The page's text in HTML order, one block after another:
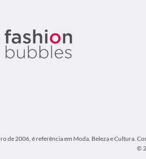
de 2006, é referência em Moda, Beleza e Cultura.
©